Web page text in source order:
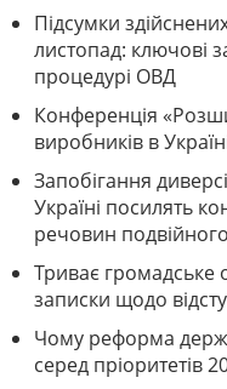
Підсумки
листопад: ключові
процедурі ОВД
Конференція
виробників в
Запобігання
Україні посилять
речовин
Триває громадське
записки щодо
Чому реформа
серед пріоритетів